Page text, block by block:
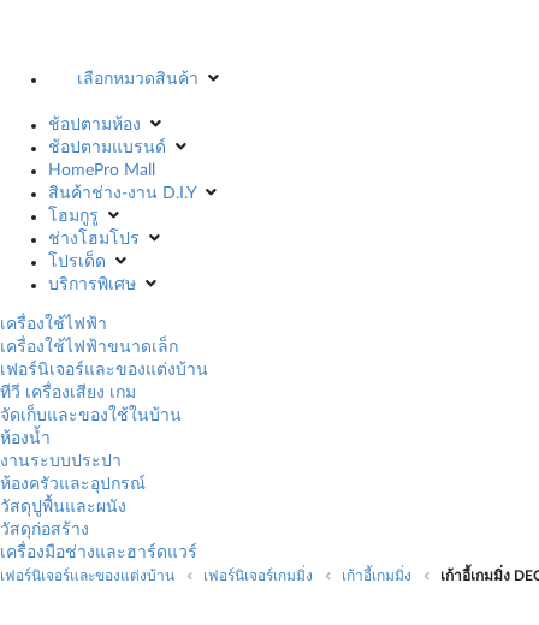
เลือกหมวดสินค้า
ช้อปตามห้อง
ช้อปตามแบรนด์
HomePro Mall
สินค้าช่าง-งาน D.I.Y
โฮมกูรู
ช่างโฮมโปร
โปรเด็ด
บริการพิเศษ
เครื่องใช้ไฟฟ้า
เครื่องใช้ไฟฟ้าขนาดเล็ก
เฟอร์นิเจอร์และของแต่งบ้าน
ทีวี เครื่องเสียง เกม
จัดเก็บและของใช้ในบ้าน
ห้องน้ำ
งานระบบประปา
ห้องครัวและอุปกรณ์
วัสดุปูพื้นและผนัง
วัสดุก่อสร้าง
เครื่องมือช่างและฮาร์ดแวร์
เฟอร์นิเจอร์และของแต่งบ้าน เฟอร์นิเจอร์เกมมิ่ง เก้าอี้เกมมิ่ง เก้าอี้เกมมิ่ง